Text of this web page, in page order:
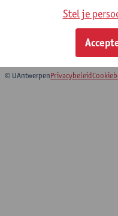
Educatieve master in
architectuur
Faculty of Design
© UAntwerpenPrivacybeleid
Stel je